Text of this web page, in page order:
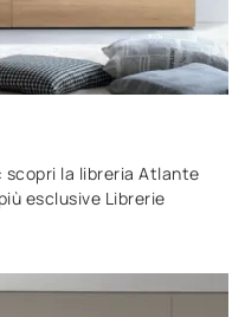
scopri la libreria Atlante
esclusive Librerie